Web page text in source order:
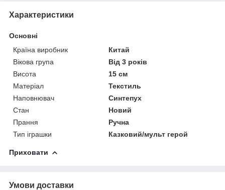
Характеристики
Основні
Країна виробник
Китай
Вікова група
Від 3 років
Висота
15 см
Матеріал
Текстиль
Наповнювач
Синтепух
Стан
Новий
Прання
Ручна
Тип іграшки
Казковий/мульт герой
Приховати
Умови доставки